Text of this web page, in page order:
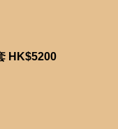
HK$5200